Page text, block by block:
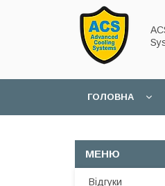
ГОЛОВНА
Відгуки